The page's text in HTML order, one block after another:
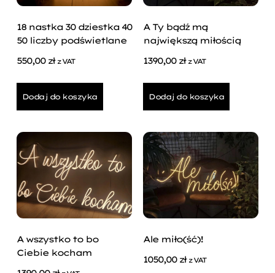
18 nastka 30 dziestka 40
50 liczby podświetlane
550,00 zł z VAT
Dodaj do koszyka
A Ty bądź mą
największą miłością
1390,00 zł z VAT
Dodaj do koszyka
A wszystko to bo
Ciebie kocham
Ale miło(ść)!
1050,00 zł z VAT